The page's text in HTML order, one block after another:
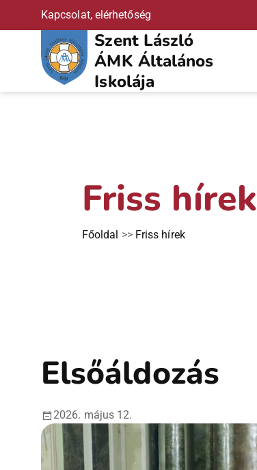
Kapcsolat, elérhetőség
Szent László
ÁMK Általános
Iskolája
Friss hírek
Főoldal >> Friss hírek
Elsőáldozás
2026. május 12.